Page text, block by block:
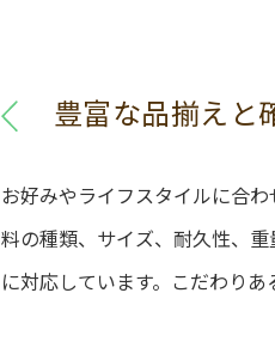
豊富な品揃えと
お好みやライフスタイルに合
料の種類、サイズ、耐久性、
に対応しています。こだわり